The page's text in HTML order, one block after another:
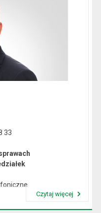
33
Czytaj więcej